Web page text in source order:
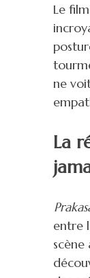
Le
ne
La
entre